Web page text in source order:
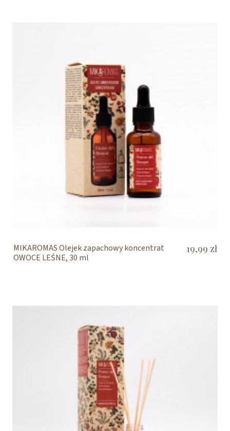
MIKAROMAS Olejek zapachowy koncentrat
OWOCE LEŚNE, 30 ml
19,99 zł